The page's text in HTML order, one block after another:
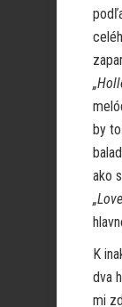
„
by
ako
K
dva
mi